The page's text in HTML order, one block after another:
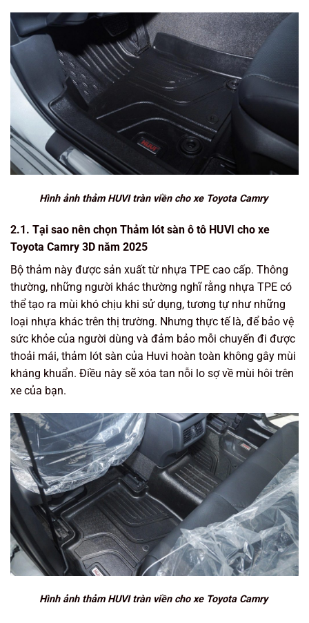
Hình ảnh thảm HUVI tràn viền cho xe Toyota Camry
2.1. Tại sao nên chọn Thảm lót sàn ô tô HUVI cho xe
Toyota Camry 3D năm 2025
Bộ thảm này được sản xuất từ nhựa TPE cao cấp. Thông
thường, những người khác thường nghĩ rằng nhựa TPE có
thể tạo ra mùi khó chịu khi sử dụng, tương tự như những
loại nhựa khác trên thị trường. Nhưng thực tế là, để bảo vệ
sức khỏe của người dùng và đảm bảo mỗi chuyến đi được
thoải mái, thảm lót sàn của Huvi hoàn toàn không gây mùi
kháng khuẩn. Điều này sẽ xóa tan nỗi lo sợ về mùi hôi trên
xe của bạn.
Hình ảnh thảm HUVI tràn viền cho xe Toyota Camry